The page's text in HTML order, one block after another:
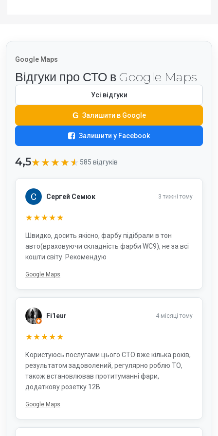
Google Maps
Відгуки про СТО в Google Maps
Усі відгуки
G Залишити в Google
Залишити у Facebook
4,5★★★★★
★★★★★ 585 відгуків
Сергей Семюк 3 тижні тому
★★★★★
Швидко, досить якісно, фарбу підібрали в тон
авто(враховуючи складність фарби WC9), не за всі
кошти світу. Рекомендую
Google Maps
Fi1eur 4 місяці тому
★★★★★
Користуюсь послугами цього СТО вже кілька років,
результатом задоволений, регулярно роблю ТО,
також встановлював протитуманні фари,
додаткову розетку 12В.
Google Maps